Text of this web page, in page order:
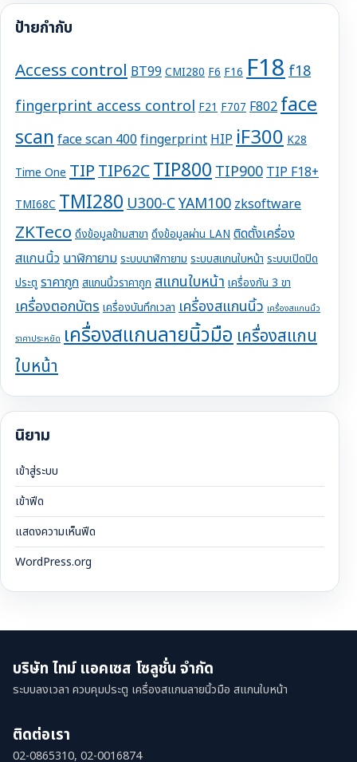
ป้ายกำกับ
Access control BT99 CMI280 F6 F16 F18f18
fingerprint access control F21 F707 F802face
scanface scan 400fingerprintHIPiF300 K28
Time One TIPTIP62CTIP800TIP900TIP F18+
TMI68C TMI280U300-CYAM100zksoftware
ZKTeco ดึงข้อมูลข้ามสาขา ดึงข้อมูลผ่าน LAN ติดตั้งเครื่อง
สแกนนิ้วนาฬิกายาม ระบบนาฬิกายาม ระบบสแกนใบหน้า ระบบเปิดปิด
ประตู ราคาถูก สแกนนิ้วราคาถูก สแกนใบหน้า เครื่องกัน 3 ขา
เครื่องตอกบัตร เครื่องบันทึกเวลา เครื่องสแกนนิ้ว เครื่องสแกนนิ้ว
ราคาประหยัด เครื่องสแกนลายนิ้วมือเครื่องสแกน
ใบหน้า
นิยาม
เข้าสู่ระบบ
เข้าฟีด
แสดงความเห็นฟีด
WordPress.org
บริษัท ไทม์ แอคเซส โซลูชั่น จำกัด
ระบบลงเวลา ควบคุมประตู เครื่องสแกนลายนิ้วมือ สแกนใบหน้า
ติดต่อเรา
02-0865310, 02-0016874